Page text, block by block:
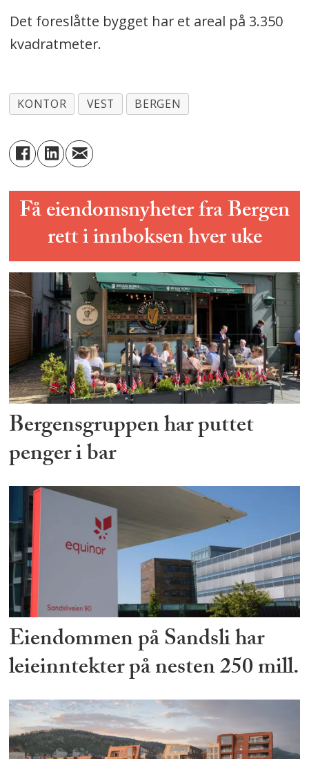
Det foreslåtte bygget har et areal på 3.350
kvadratmeter.
KONTOR VEST BERGEN
Få eiendomsnyheter fra Bergen
rett i innboksen hver uke
Bergensgruppen har puttet
penger i bar
Eiendommen på Sandsli har
leieinntekter på nesten 250 mill.